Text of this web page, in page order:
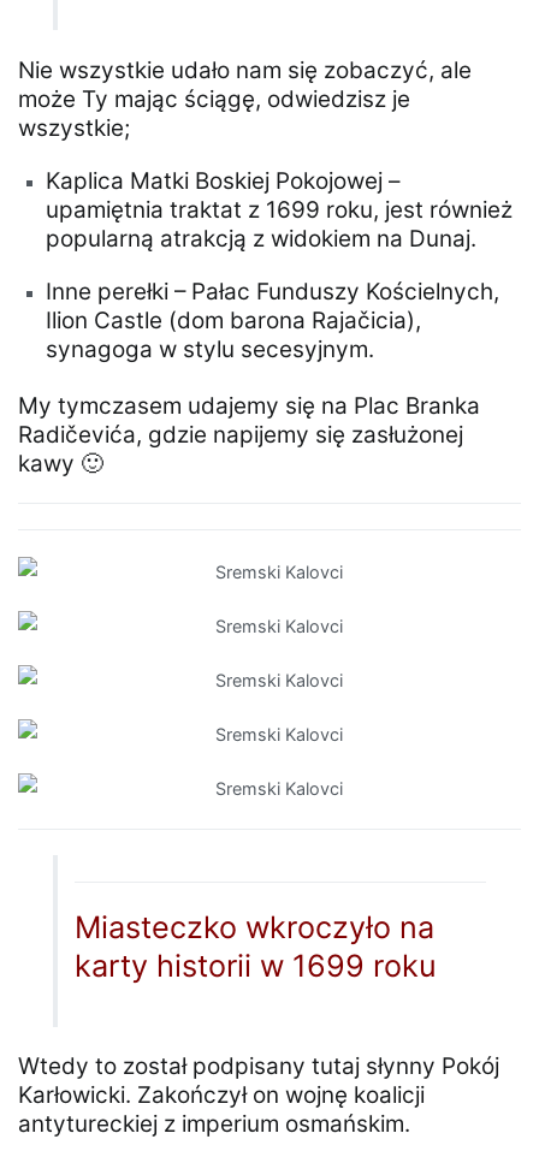
Nie wszystkie udało nam się zobaczyć, ale
może Ty mając ściągę, odwiedzisz je
wszystkie;
Kaplica Matki Boskiej Pokojowej –
upamiętnia traktat z 1699 roku, jest również
popularną atrakcją z widokiem na Dunaj.
Inne perełki – Pałac Funduszy Kościelnych,
Ilion Castle (dom barona Rajačicia),
synagoga w stylu secesyjnym.
My tymczasem udajemy się na Plac Branka
Radičevića, gdzie napijemy się zasłużonej
kawy 🙂
Miasteczko wkroczyło na
karty historii w 1699 roku
Wtedy to został podpisany tutaj słynny Pokój
Karłowicki. Zakończył on wojnę koalicji
antytureckiej z imperium osmańskim.